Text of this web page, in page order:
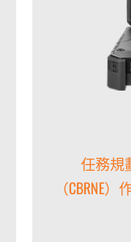
任務規
（CBRNE